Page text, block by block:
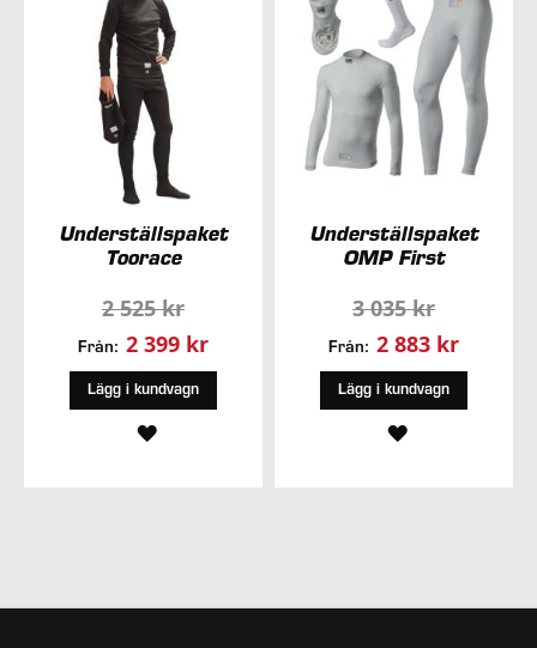
Underställspaket
Toorace
2 525 kr
Från: 2 399 kr
Lägg i kundvagn
LÄGG
Underställspaket
OMP First
3 035 kr
Från: 2 883 kr
Lägg i kundvagn
LÄGG